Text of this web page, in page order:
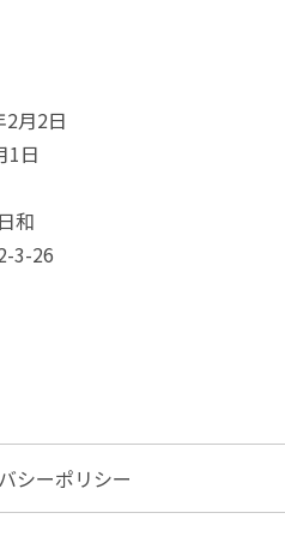
2月2日
1日
和
3-26
シーポリシー